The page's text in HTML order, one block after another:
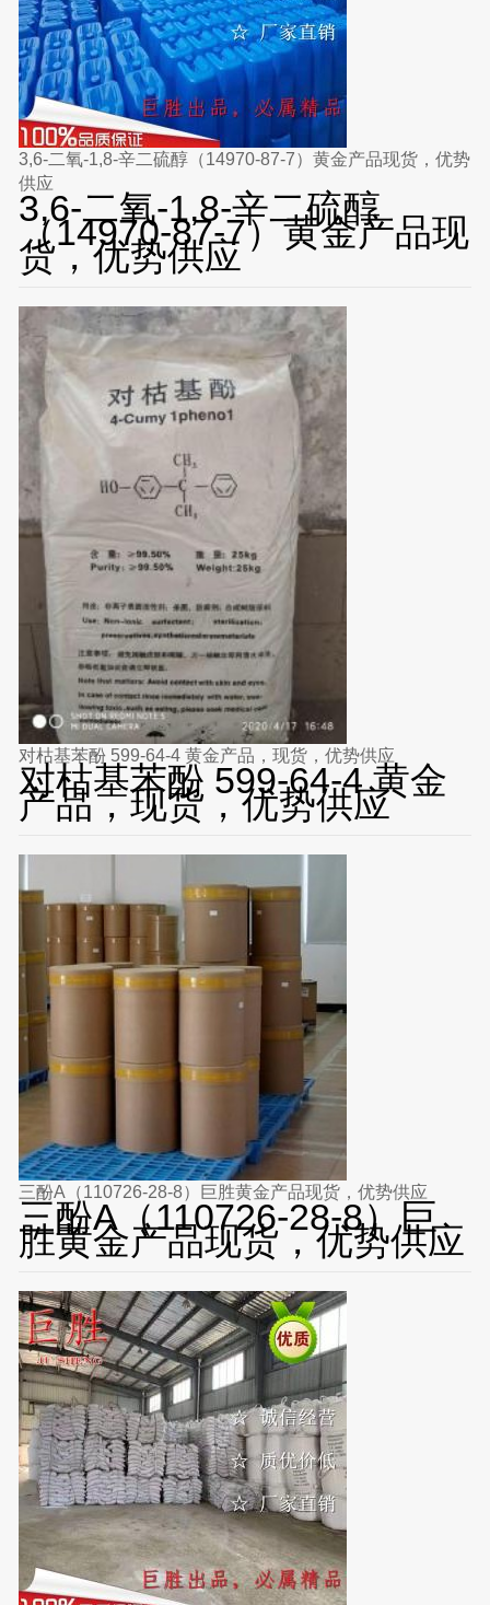
3,6-二氧-1,8-辛二硫醇（14970-87-7）黄金产品现货，优势
供应
3,6-二氧-1,8-辛二硫醇
（14970-87-7）黄金产品现
货，优势供应
对枯基苯酚 599-64-4 黄金产品，现货，优势供应
对枯基苯酚 599-64-4 黄金
产品，现货，优势供应
三酚A（110726-28-8）巨胜黄金产品现货，优势供应
三酚A（110726-28-8）巨
胜黄金产品现货，优势供应